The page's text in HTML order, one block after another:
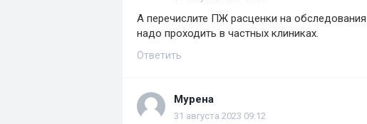
А перечислите ПЖ расценки на
надо проходить в частных клиниках.
Ответить
Мурена
31 августа 2023 09:12